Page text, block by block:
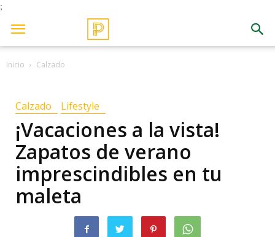
;
Inicio Calzado
Calzado Lifestyle
¡Vacaciones a la vista!
Zapatos de verano
imprescindibles en tu
maleta